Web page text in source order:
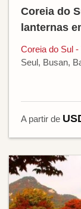
Coreia do
lanternas
Coreia do Sul -
Seul, Busan,
A partir de